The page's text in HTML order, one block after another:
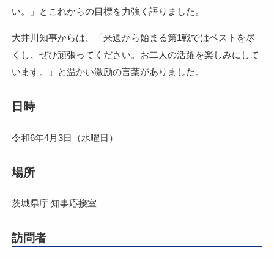
い。」とこれからの目標を力強く語りました。
大井川知事からは、「来週から始まる第1戦ではベストを尽
くし、ぜひ頑張ってください。お二人の活躍を楽しみにして
います。」と温かい激励の言葉がありました。
日時
令和6年4月3日（水曜日）
場所
茨城県庁 知事応接室
訪問者